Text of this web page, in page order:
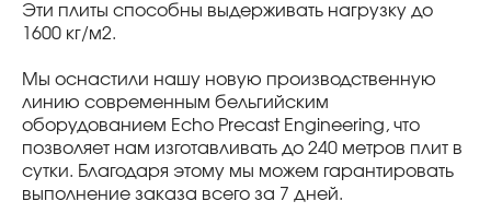
Эти плиты способны выдерживать нагрузку до
1600 кг/м2.
Мы оснастили нашу новую производственную
линию современным бельгийским
оборудованием Echo Precast Engineering, что
позволяет нам изготавливать до 240 метров плит в
сутки. Благодаря этому мы можем гарантировать
выполнение заказа всего за 7 дней.